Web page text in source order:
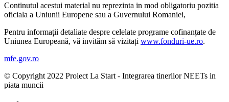
Continutul acestui material nu reprezinta in mod obligatoriu pozitia
oficiala a Uniunii Europene sau a Guvernului Romaniei,
Pentru informații detaliate despre celelate programe cofinanțate de
Uniunea Europeană, vă invităm să vizitați www.fonduri-ue.ro.
mfe.gov.ro
© Copyright 2022 Proiect La Start - Integrarea tinerilor NEETs in
piata muncii